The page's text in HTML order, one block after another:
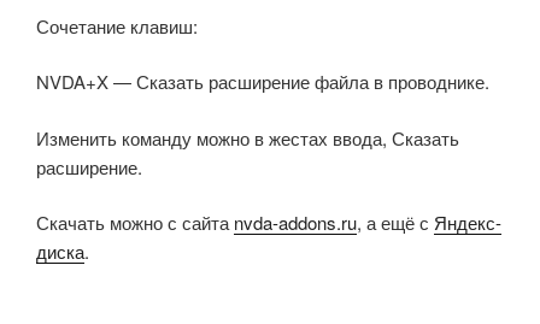
Сочетание клавиш:
NVDA+X — Сказать расширение файла в проводнике.
Изменить команду можно в жестах ввода, Сказать
расширение.
Скачать можно с сайтаnvda-addons.ru, а ещё с Яндекс-
диска.